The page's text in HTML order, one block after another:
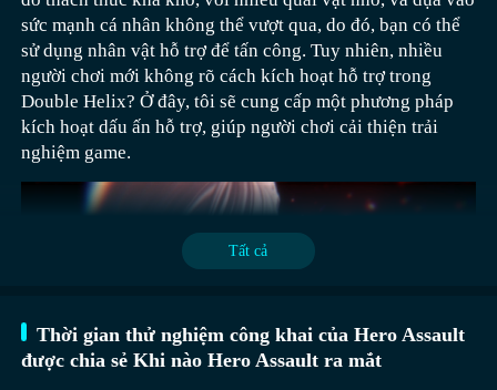
lớn, anh ta có thể xé tan đội hình kẻ địch. Kỹ năng đột
kích từ dưới đất có thể gây sát thương diện rộng cho kẻ
địch tụ tập, khi hóa thân thành quái vật miệng lớn, anh ta
có thể nuốt chửng kẻ địch đơn lẻ, nhanh chóng loại bỏ
mối đe dọa trên chiến trường. Kỹ năng đột kích khác từ
dưới đất tập trung vào việc làm chậm tốc độ di chuyển
của kẻ địch thông qua rung động mặt đất, tạo điều kiện
cho tháp phòng thủ phát huy tác dụng.
Ultraman được yêu thích như Tiga, Zero, Mebius, mà còn
hỗ trợ chuyển đổi hình thái và sử dụng kỹ năng đặc biệt,
làm cho mỗi nhân vật Ultraman đều có cảm giác điều
khiển độc đáo.
Về lối chơi, trò chơi cũng rất đa dạng, bao gồm cốt truyện
chính, săn đuổi quái vật, vết tích hư vô, thách thức lãnh
Có thể tự tổ hợp kỹ năng, cũng như trang bị và chiến
thuật để thể hiện phong cách cá nhân hóa tốt hơn, đồng
người có thể thi đấu với đối thủ, tận hưởng niềm vui từ
cuộc cạnh tranh, giữa mỗi anh hùng chiến đấu sẽ có mối
ràng buộc tương ứng, câu chuyện có thể làm phong phú
》》》》》#Mã hiệu Bụm bụm#《《《《《
Thời gian thử nghiệm lần hai của Mã hiệu Bụm bụm chưa
được công bố. Nếu bạn không tham gia được thử nghiệm
đầu tiên, bạn có thể đặt lịch tải tại豌豆荚 (Wandoujia),
như vậy khi có thông tin liên quan, bạn sẽ nhận được
thông báo, và sau đó có thể trải nghiệm thử nghiệm lần
hai. Nhiều người chơi chưa hiểu rõ về trò chơi này, tiếp
theo cũng sẽ có một giới thiệu ngắn gọn về trò chơi. Khi
nhắc đến trò chơi hẹn hò otome, trong đầu nhiều người
thường nghĩ đến việc thay đổi trang phục và các cốt
trò chơi hẹn hò dành cho nữ, nhưng tổng thể thiết lập
hoàn toàn khác biệt.
sức mạnh cá nhân không thể vượt qua, do đó, bạn có thể
sử dụng nhân vật hỗ trợ để tấn công. Tuy nhiên, nhiều
người chơi mới không rõ cách kích hoạt hỗ trợ trong
Double Helix? Ở đây, tôi sẽ cung cấp một phương pháp
kích hoạt dấu ấn hỗ trợ, giúp người chơi cải thiện trải
nghiệm game.
Tất cả
Thời gian thử nghiệm công khai của Hero Assault
được chia sẻ Khi nào Hero Assault ra mắt